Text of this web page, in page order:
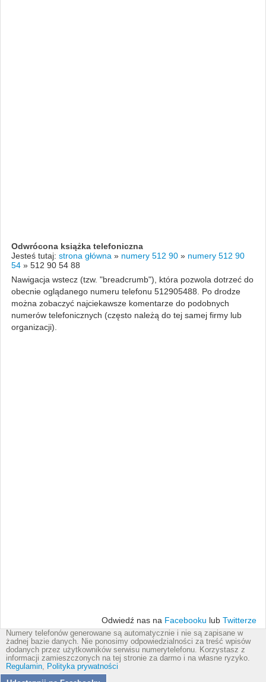
Odwrócona książka telefoniczna
Jesteś tutaj: strona główna » numery 512 90 » numery 512 90
54 » 512 90 54 88
Nawigacja wstecz (tzw. "breadcrumb"), która pozwola dotrzeć do
obecnie oglądanego numeru telefonu 512905488. Po drodze
można zobaczyć najciekawsze komentarze do podobnych
numerów telefonicznych (często należą do tej samej firmy lub
organizacji).
Odwiedź nas na Facebooku lub Twitterze
Numery telefonów generowane są automatycznie i nie są zapisane w
żadnej bazie danych. Nie ponosimy odpowiedzialności za treść wpisów
dodanych przez użytkowników serwisu numerytelefonu. Korzystasz z
informacji zamieszczonych na tej stronie za darmo i na własne ryzyko.
Regulamin, Polityka prywatności